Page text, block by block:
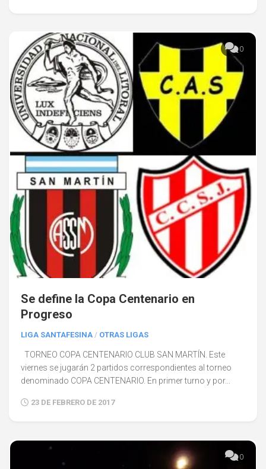
0
Se define la Copa Centenario en
Progreso
LIGA SANTAFESINA / OTRAS LIGAS
TORNEO COPA CENTENARIO CLUB SAN MARTÍN. Este
viernes se jugarán 2 partidos correspondientes al torneo
denominado COPA CENTENARIO. En primer turno y por...
23 DE FEBRERO DE 2017
0